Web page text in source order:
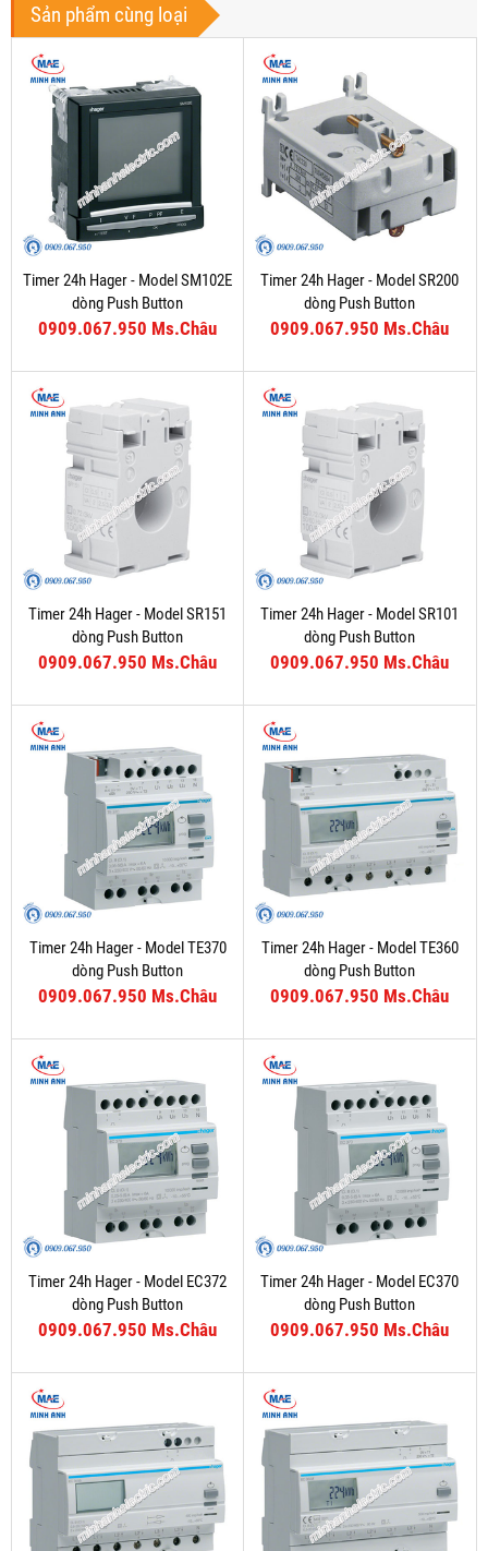
Sản phẩm cùng loại
Timer 24h Hager - Model SM102E
dòng Push Button
0909.067.950 Ms.Châu
Timer 24h Hager - Model SR200
dòng Push Button
0909.067.950 Ms.Châu
Timer 24h Hager - Model SR151
dòng Push Button
0909.067.950 Ms.Châu
Timer 24h Hager - Model SR101
dòng Push Button
0909.067.950 Ms.Châu
Timer 24h Hager - Model TE370
dòng Push Button
0909.067.950 Ms.Châu
Timer 24h Hager - Model TE360
dòng Push Button
0909.067.950 Ms.Châu
Timer 24h Hager - Model EC372
dòng Push Button
0909.067.950 Ms.Châu
Timer 24h Hager - Model EC370
dòng Push Button
0909.067.950 Ms.Châu